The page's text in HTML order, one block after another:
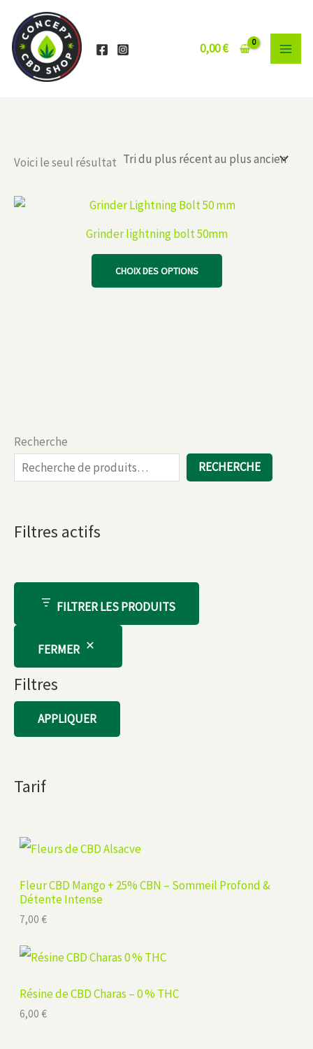
contenu
0,00€
Recherche
RECHERCHE
Filtres actifs
FILTRER LES PRODUITS
FERMER
Filtres
APPLIQUER
Tarif
Fleur CBD Mango + 25% CBN – Sommeil Profond &
Détente Intense
7,00 €
Résine de CBD Charas – 0 % THC
6,00 €
Voici le seul résultat
Grinder lightning bolt 50mm
CHOIX DES OPTIONS
Ce
la
page